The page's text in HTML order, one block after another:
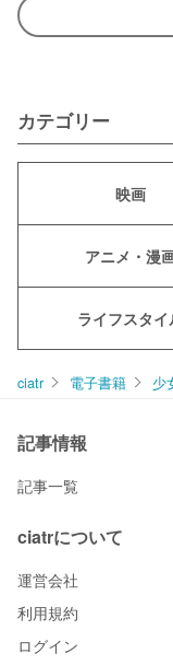
カテゴリー
映画
アニメ・漫
ライフスタイ
ciatr 電子書籍 少
記事情報
記事一覧
ciatrについて
運営会社
利用規約
ログイン